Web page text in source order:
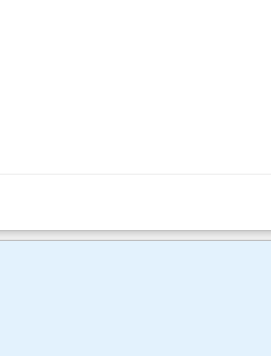
sprzedażową przy wsparciu opiekuna